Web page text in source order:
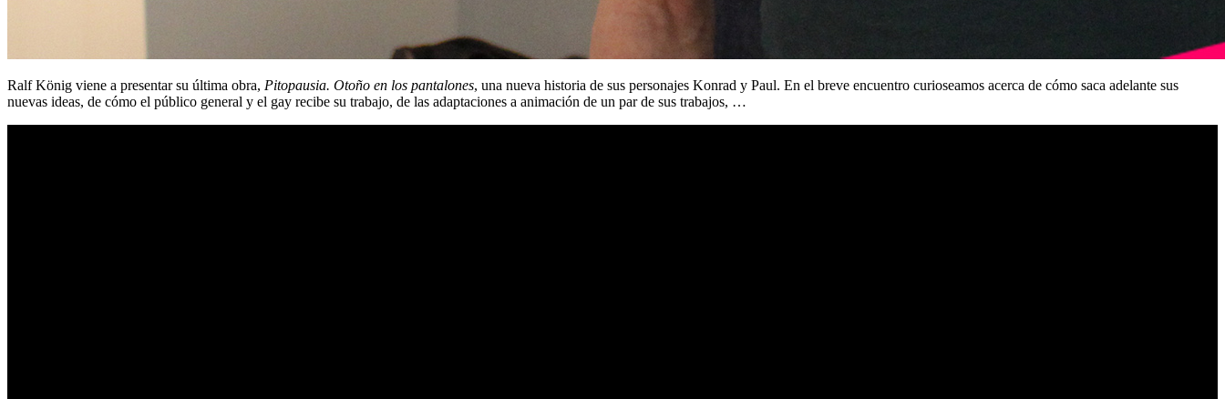
Ralf König viene a presentar su última obra, Pitopausia. Otoño en los pantalones, una nueva historia de sus personajes Konrad y Paul. En el breve encuentro curioseamos acerca de cómo saca adelante sus
nuevas ideas, de cómo el público general y el gay recibe su trabajo, de las adaptaciones a animación de un par de sus trabajos, …